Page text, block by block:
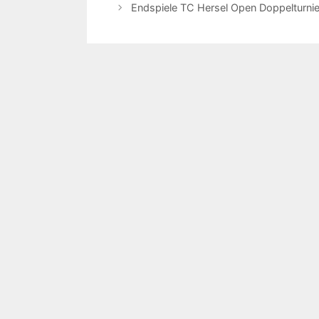
Endspiele TC Hersel Open